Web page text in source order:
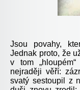
Jsou povahy,
Jednak proto, že
v tom
nejraději věří:
svatý sestoupil z